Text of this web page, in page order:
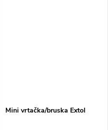
Mini vrtačka/bruska Extol